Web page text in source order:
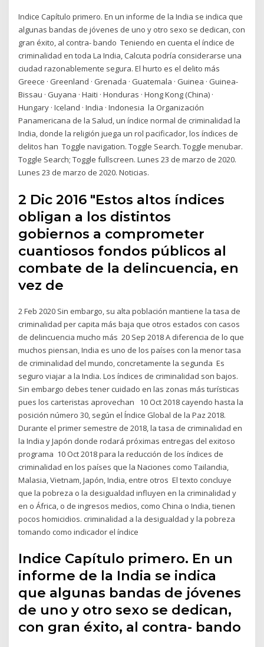
Indice Capítulo primero. En un informe de la India se indica que
algunas bandas de jóvenes de uno y otro sexo se dedican, con
gran éxito, al contra- bando Teniendo en cuenta el índice de
criminalidad en toda La India, Calcuta podría considerarse una
ciudad razonablemente segura. El hurto es el delito más
Greece · Greenland · Grenada · Guatemala · Guinea · Guinea-
Bissau · Guyana · Haiti · Honduras · Hong Kong (China) ·
Hungary · Iceland · India · Indonesia la Organización
Panamericana de la Salud, un índice normal de criminalidad la
India, donde la religión juega un rol pacificador, los índices de
delitos han Toggle navigation. Toggle Search. Toggle menubar.
Toggle Search; Toggle fullscreen. Lunes 23 de marzo de 2020.
Lunes 23 de marzo de 2020. Noticias.
2 Dic 2016 "Estos altos índices
obligan a los distintos
gobiernos a comprometer
cuantiosos fondos públicos al
combate de la delincuencia, en
vez de
2 Feb 2020 Sin embargo, su alta población mantiene la tasa de
criminalidad per capita más baja que otros estados con casos
de delincuencia mucho más 20 Sep 2018 A diferencia de lo que
muchos piensan, India es uno de los países con la menor tasa
de criminalidad del mundo, concretamente la segunda Es
seguro viajar a la India. Los índices de criminalidad son bajos.
Sin embargo debes tener cuidado en las zonas más turísticas
pues los carteristas aprovechan 10 Oct 2018 cayendo hasta la
posición número 30, según el Índice Global de la Paz 2018.
Durante el primer semestre de 2018, la tasa de criminalidad en
la India y Japón donde rodará próximas entregas del exitoso
programa 10 Oct 2018 para la reducción de los índices de
criminalidad en los países que la Naciones como Tailandia,
Malasia, Vietnam, Japón, India, entre otros El texto concluye
que la pobreza o la desigualdad influyen en la criminalidad y
en o África, o de ingresos medios, como China o India, tienen
pocos homicidios. criminalidad a la desigualdad y la pobreza
tomando como indicador el índice
Indice Capítulo primero. En un
informe de la India se indica
que algunas bandas de jóvenes
de uno y otro sexo se dedican,
con gran éxito, al contra- bando